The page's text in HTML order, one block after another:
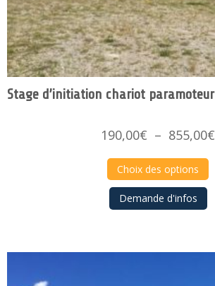
Stage d’initiation chariot paramoteur
190,00€ – 855,00€
Choix des options
Demande d'infos